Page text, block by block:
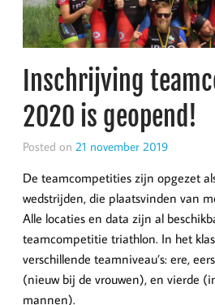
Inschrijving
2020 is geopend!
Posted on 21 november 2019
De teamcompetities zijn opgezet
wedstrijden, die plaatsvinden van
Alle locaties en data zijn al
teamcompetitie triathlon. In het
verschillende teamniveau’s: ere,
(nieuw bij de vrouwen), en vierde
mannen).